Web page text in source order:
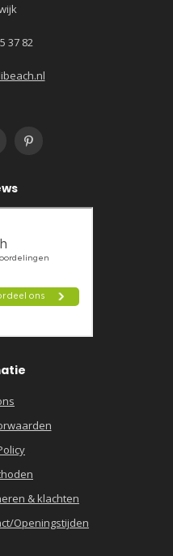
37 82
& klachten
Openingstijden